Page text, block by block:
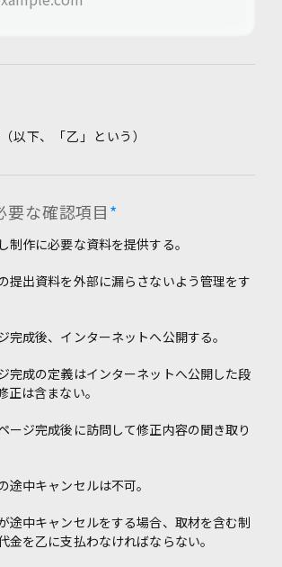
以下、「乙」という）
要な確認項目*
制作に必要な資料を提供する。
提出資料を外部に漏らさないよう管理をす
完成後、インターネットへ公開する。
完成の定義はインターネットへ公開した段
正は含まない。
ージ完成後に訪問して修正内容の聞き取り
途中キャンセルは不可。
途中キャンセルをする場合、取材を含む制
金を乙に支払わなければならない。